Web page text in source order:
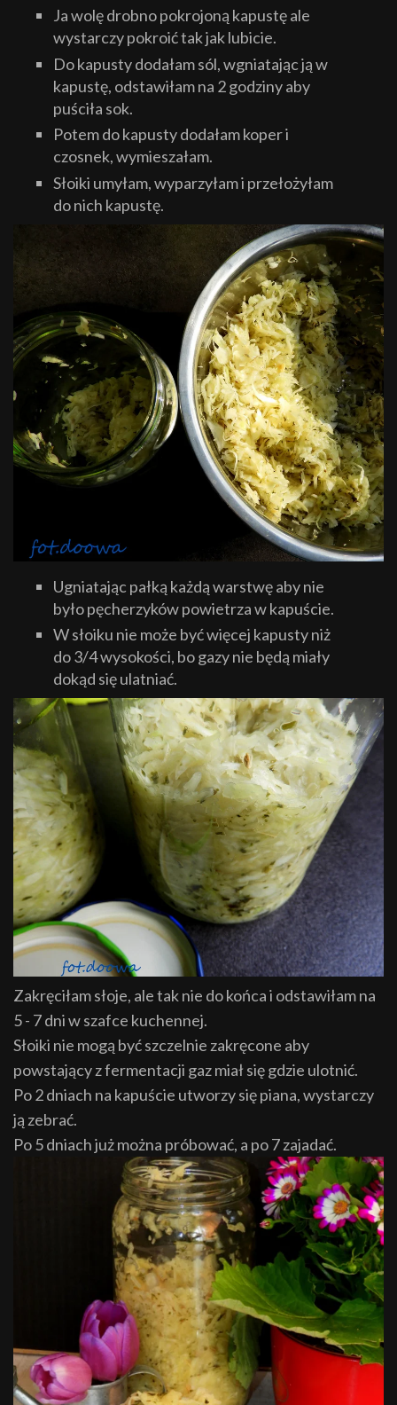
Ja wolę drobno pokrojoną kapustę ale
wystarczy pokroić tak jak lubicie.
Do kapusty dodałam sól, wgniatając ją w
kapustę, odstawiłam na 2 godziny aby
puściła sok.
Potem do kapusty dodałam koper i
czosnek, wymieszałam.
Słoiki umyłam, wyparzyłam i przełożyłam
do nich kapustę.
Ugniatając pałką każdą warstwę aby nie
było pęcherzyków powietrza w kapuście.
W słoiku nie może być więcej kapusty niż
do 3/4 wysokości, bo gazy nie będą miały
dokąd się ulatniać.
Zakręciłam słoje, ale tak nie do końca i odstawiłam na
5 - 7 dni w szafce kuchennej.
Słoiki nie mogą być szczelnie zakręcone aby
powstający z fermentacji gaz miał się gdzie ulotnić.
Po 2 dniach na kapuście utworzy się piana, wystarczy
ją zebrać.
Po 5 dniach już można próbować, a po 7 zajadać.